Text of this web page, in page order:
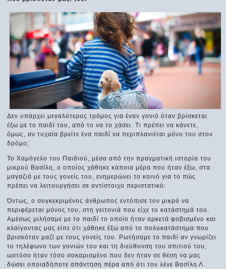
Δεν υπάρχει μεγαλύτερος τρόμος για έναν γονιό όταν βρίσκεται
έξω με το παιδί του, από το να το χάσει. Τι πρέπει να κάνετε,
όμως, αν τυχαία βρείτε ένα παιδί να περιπλανιέται μόνο του στον
δρόμο;
Το Χαμόγελο του Παιδιού, μέσα από την πραγματική ιστορία του
μικρού Βασίλη, ο οποίος χάθηκε κάποια μέρα που ήταν έξω, στα
μαγαζιά με τους γονείς του, ενημερώνει το κοινό για το πώς
πρέπει να λειτουργήσει σε αντίστοιχο περιστατικό:
Όντως, ο συγκεκριμένος άνθρωπος εντόπισε τον μικρό να
περιφέρεται μόνος του, στη γειτονιά που είχε το κατάστημά του.
Αμέσως μιλήσαμε με το παιδί το οποίο ήταν αρκετά φοβισμένο και
κλαίγοντας μας είπε ότι χάθηκε έξω από το πολυκατάστημα που
βρισκόταν μαζί με τους γονείς του. Ρωτήσαμε το παιδί αν γνωρίζει
το τηλέφωνο των γονιών του και τη διεύθυνση του σπιτιού του,
ωστόσο ήταν τόσο σοκαρισμένο που δεν ήταν σε θέση να μας
δώσει οποιαδήποτε απάντηση πέρα από ότι τον λένε Βασίλη Λ.